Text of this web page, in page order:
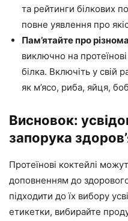
та рейтинги білкових
повне уявлення про
Пам’ятайте про
виключно на
білка. Включіть у свій
як м’ясо, риба, яйця,
Висновок:
запорука
Протеїнові коктейлі
доповненням до
підходити до їх вибору
етикетки, вибирайте